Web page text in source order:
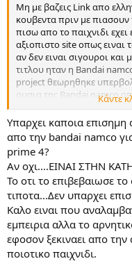
Mη με βαζεις Link απο
κουβεντα πριν με πιασουν
πισω απο το παιχνιδι
αξιοπιστο site οπως
αν δεν ειναι σιγουροι
τιτλου ηταν η Bandai
project θεωρηθηκε
ουσια της Bandai namco
Bandai Namco japan και η
αλλο project για το
ξεκιναει απο την αρχη
υπηρχε περιπτωση
και σχεδιασμο καποιου
συνεχιζαν.Απλα σε σχολια
καποια στιγμη ειχε
το project της Bandai
εβαζαν στο δεικο του
πως μιλαμε για μια πολυ
ετοιμαστει απο τα σωστα
Κάντε
Υπαρχει καποια
απο την bandai namco
prime 4?
Aν οχι....ΕΙΝΑΙ ΣΤΗΝ
Το οτι το επιβεβαιωσε
τιποτα...Δεν υπαρχει
Καλο ειναι που
εμπειρια αλλα το
εφοσον ξεκιναει απο
ποιοτικο παιχνιδι.